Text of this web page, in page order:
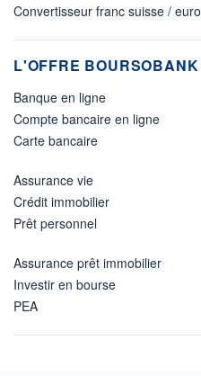
Convertisseur franc suisse / euro
L'OFFRE BOURSOBANK
Banque en ligne
Compte bancaire en ligne
Carte bancaire
Assurance vie
Crédit immobilier
Prêt personnel
Assurance prêt immobilier
Investir en bourse
PEA